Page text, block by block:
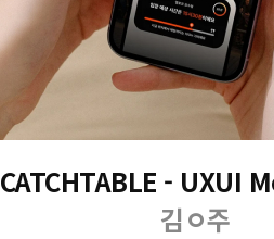
CATCHTABLE - UXUI
김ㅇ주